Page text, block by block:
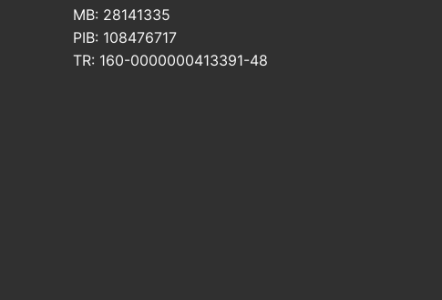
MB: 28141335
PIB: 108476717
TR: 160-0000000413391-48